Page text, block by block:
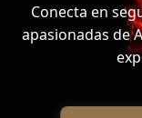
Conecta en
apasionadas de